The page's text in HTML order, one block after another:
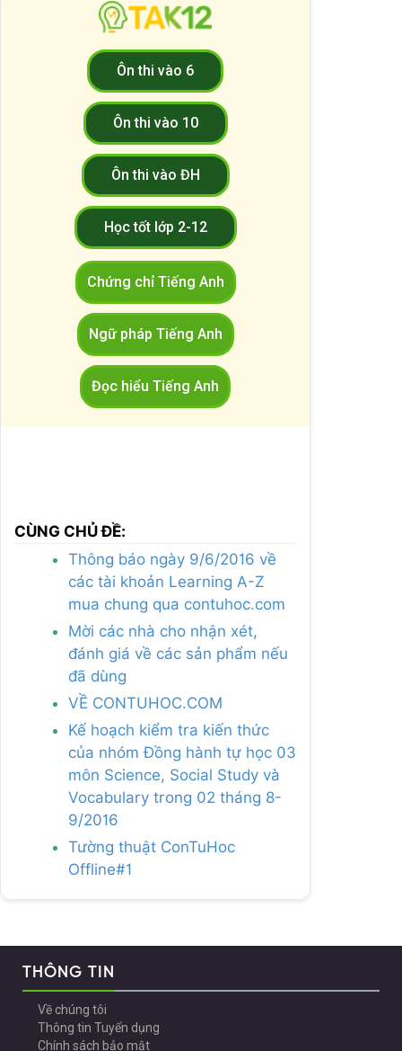
Ôn thi vào 6
Ôn thi vào 10
Ôn thi vào ĐH
Học tốt lớp 2-12
Chứng chỉ Tiếng Anh
Ngữ pháp Tiếng Anh
Đọc hiểu Tiếng Anh
CÙNG CHỦ ĐỀ:
Thông báo ngày 9/6/2016 về
các tài khoản Learning A-Z
mua chung qua contuhoc.com
Mời các nhà cho nhận xét,
đánh giá về các sản phẩm nếu
đã dùng
VỀ CONTUHOC.COM
Kế hoạch kiểm tra kiến thức
của nhóm Đồng hành tự học 03
môn Science, Social Study và
Vocabulary trong 02 tháng 8-
9/2016
Tường thuật ConTuHoc
Offline#1
THÔNG TIN
Về chúng tôi
Thông tin Tuyển dụng
Chính sách bảo mật